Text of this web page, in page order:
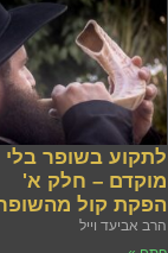
לתקוע בשופר בלי
מוקדם – חלק א'
הפקת קול
הרב אביעד וייל